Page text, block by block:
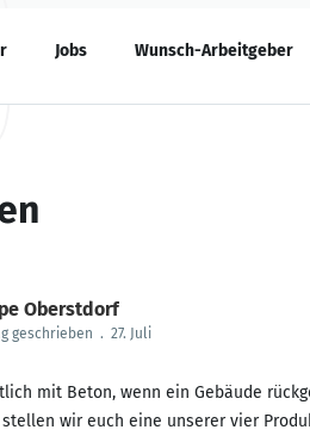
Jobs Wunsch-Arbeitgeber
Oberstdorf
geschrieben . 27. Juli
mit Beton, wenn ein Gebäude
wir euch eine unserer vier